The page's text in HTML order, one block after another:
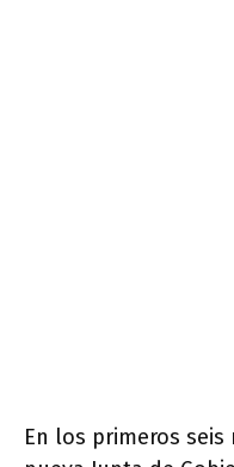
En los primeros seis